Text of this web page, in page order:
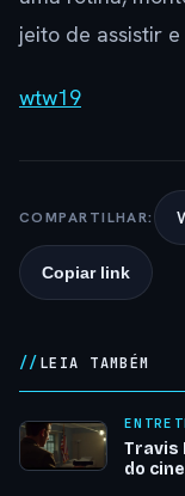
jeito de assistir
wtw19
COMPARTILHAR:
Copiar link
LEIA TAMBÉM
Travis
do